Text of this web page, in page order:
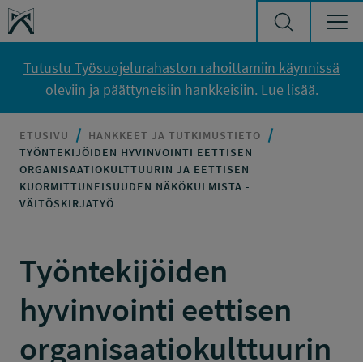
Siirry sisältöön
Työsuojelurahasto
Tutustu Työsuojelurahaston rahoittamiin käynnissä
oleviin ja päättyneisiin hankkeisiin. Lue lisää.
ETUSIVU
HANKKEET JA TUTKIMUSTIETO
TYÖNTEKIJÖIDEN HYVINVOINTI EETTISEN
ORGANISAATIOKULTTUURIN JA EETTISEN
KUORMITTUNEISUUDEN NÄKÖKULMISTA -
VÄITÖSKIRJATYÖ
Työntekijöiden
hyvinvointi eettisen
organisaatiokulttuurin